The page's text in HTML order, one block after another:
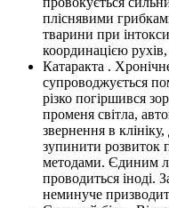
пліснявими
тварини при
координацією
Катаракта .
супроводжується
різко погіршився
променя світла,
звернення в
зупинити розвиток
методами. Єдиним
проводиться іноді.
неминуче